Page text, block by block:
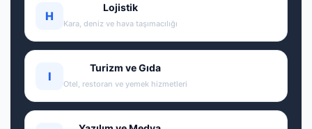
H
Lojistik
Kara, deniz ve hava taşımacılığı
I
Turizm ve Gıda
Otel, restoran ve yemek hizmetleri